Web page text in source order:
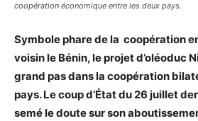
coopération économique entre les deux pays.
Symbole phare de la coopération
voisin le Bénin, le projet d’oléoduc
grand pas dans la coopération
pays. Le coup d’État du 26 juillet
semé le doute sur son